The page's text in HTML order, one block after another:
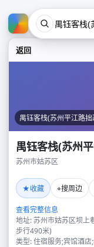
返回
禺钰客栈(苏州平江路拙
禺钰客栈(苏州
苏州市姑苏区
★收藏 ⌖搜周边
查看完整信息
地址: 苏州市姑苏区坝上
步行490米)
类型: 住宿服务;宾馆酒